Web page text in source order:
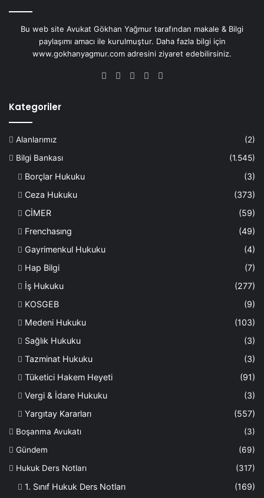
Bu web site Avukat Gökhan Yağmur tarafından makale & Bilgi
paylaşımı amacı ile kurulmuştur. Daha fazla bilgi için
www.gokhanyagmur.com adresini ziyaret edebilirsiniz.
Facebook
X YouTubeInstagram
Kategoriler
Alanlarımız
(2)
Bilgi Bankası
(1.545)
Borçlar Hukuku
(3)
Ceza Hukuku
(373)
CİMER
(59)
Frenchasıng
(49)
Gayrimenkul Hukuku
(4)
Hap Bilgi
(7)
İş Hukuku
(277)
KOSGEB
(9)
Medeni Hukuku
(103)
Sağlık Hukuku
(3)
Tazminat Hukuku
(3)
Tüketici Hakem Heyeti
(91)
Vergi & İdare Hukuku
(3)
Yargıtay Kararları
(557)
Boşanma Avukatı
(3)
Gündem
(69)
Hukuk Ders Notları
(317)
1. Sınıf Hukuk Ders Notları (169)